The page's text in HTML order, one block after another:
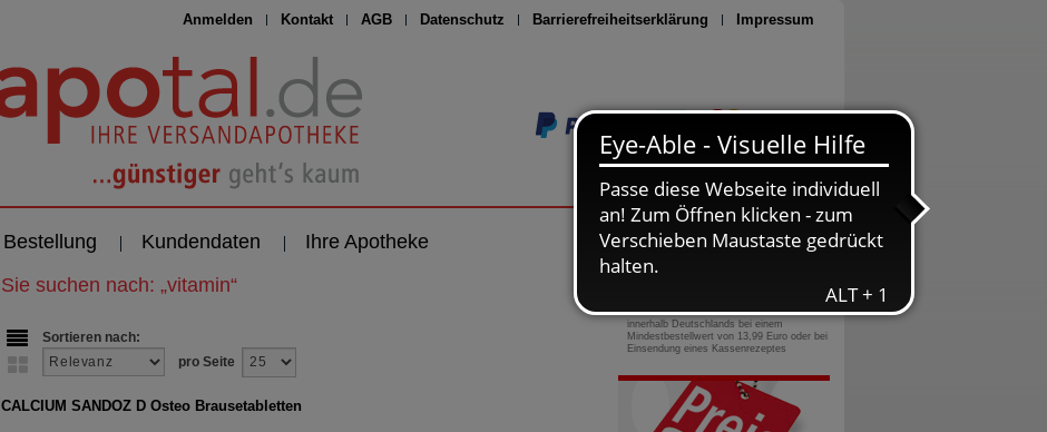
Anmelden Kontakt AGB Datenschutz Barrierefreiheitserklärung Impressum
Seite drucken
Bestellung Kundendaten Ihre Apotheke
Sie suchen nach: „vitamin“
Sortieren nach:
pro Seite
CALCIUM SANDOZ D Osteo Brausetabletten
0800-10 11 422
gebührenfreie Rufnummer
innerhalb Deutschlands bei einem
Mindestbestellwert von 13,99 Euro oder bei
Einsendung eines Kassenrezeptes